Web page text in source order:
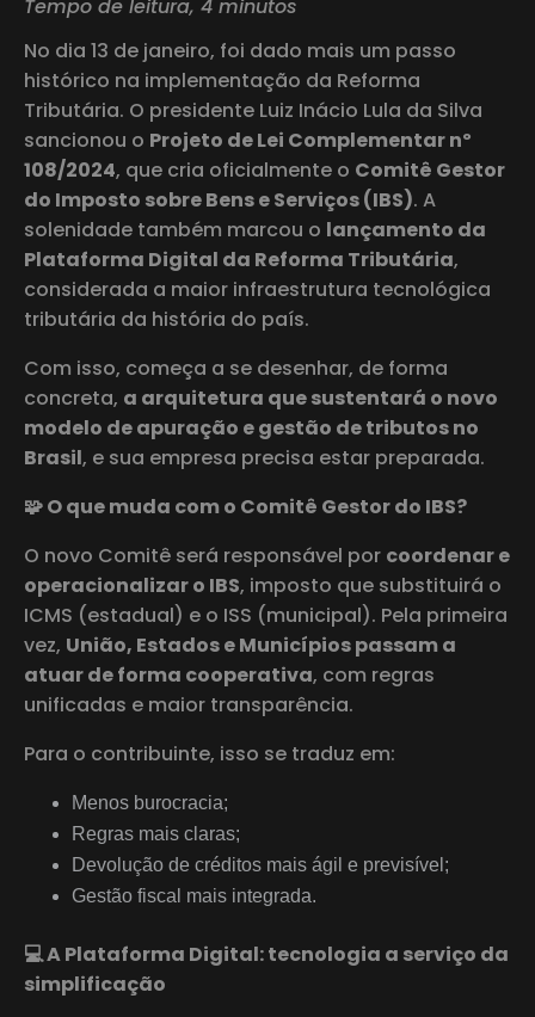
Tempo de leitura, 4 minutos
No dia 13 de janeiro, foi dado mais um passo
histórico na implementação da Reforma
Tributária. O presidente Luiz Inácio Lula da Silva
sancionou o Projeto de Lei Complementar nº
108/2024, que cria oficialmente o Comitê Gestor
do Imposto sobre Bens e Serviços (IBS). A
solenidade também marcou o lançamento da
Plataforma Digital da Reforma Tributária,
considerada a maior infraestrutura tecnológica
tributária da história do país.
Com isso, começa a se desenhar, de forma
concreta, a arquitetura que sustentará o novo
modelo de apuração e gestão de tributos no
Brasil, e sua empresa precisa estar preparada.
🧩 O que muda com o Comitê Gestor do IBS?
O novo Comitê será responsável por coordenar e
operacionalizar o IBS, imposto que substituirá o
ICMS (estadual) e o ISS (municipal). Pela primeira
vez, União, Estados e Municípios passam a
atuar de forma cooperativa, com regras
unificadas e maior transparência.
Para o contribuinte, isso se traduz em:
Menos burocracia;
Regras mais claras;
Devolução de créditos mais ágil e previsível;
Gestão fiscal mais integrada.
💻 A Plataforma Digital: tecnologia a serviço da
simplificação